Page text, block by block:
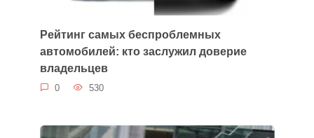
Рейтинг самых беспроблемных
автомобилей: кто заслужил доверие
владельцев
0 530